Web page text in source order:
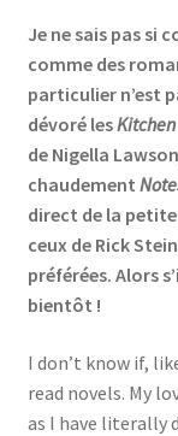
Je ne sais pas si
comme des
particulier n’est
dévoré les
de Nigella
chaudement
direct de la
ceux de Rick
préférées. Alors
bientôt !
I don’t know if,
read novels. My
as I have literally